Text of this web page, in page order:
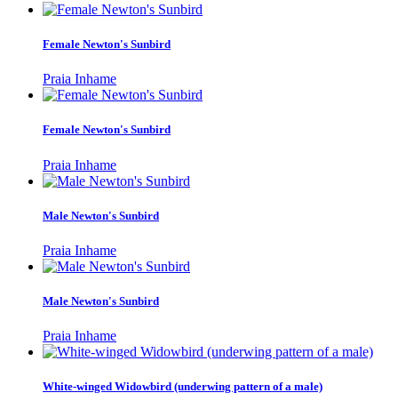
Female Newton's Sunbird
Praia Inhame
Female Newton's Sunbird
Praia Inhame
Male Newton's Sunbird
Praia Inhame
Male Newton's Sunbird
Praia Inhame
White-winged Widowbird (underwing pattern of a male)